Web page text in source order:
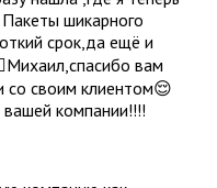
шикарного
срок,да ещё и
вам
со своим клиентом😌
компании!!!!